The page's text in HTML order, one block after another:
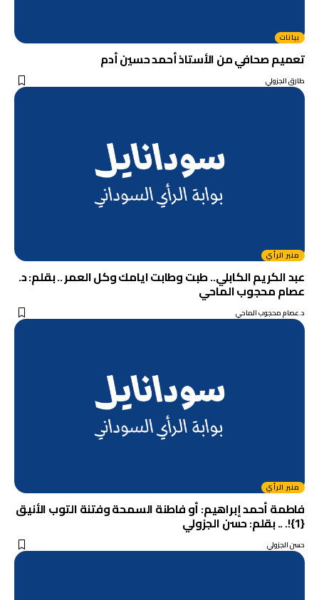
بيانات
تعميم صحافي من الأستاذ أحمد حسين أدم
طارق الجزولي
منبر الرأي
عبد الكريم الكابلي.. طبت وطابت ايامك وكل العمر .. بقلم: د.
عصام محجوب الماحي
د.عصام محجوب الماحي
منبر الرأي
فاطمة أحمد إبراهيم: أو فاطنة السمحة وفتنة التوب الأنيق
{1}!. .. بقلم: حسن الجزولي
حسن الجزولي